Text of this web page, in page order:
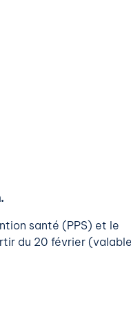
santé (PPS) et le
du 20 février